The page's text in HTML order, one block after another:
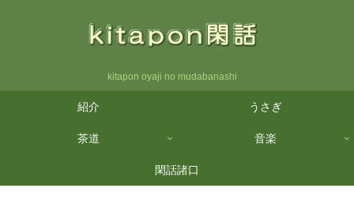
kitapon oyaji no mudabanashi
紹介 うさぎ
茶道 音楽
閑話諸口